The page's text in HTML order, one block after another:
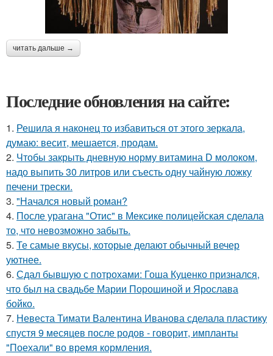
читать дальше →
Последние обновления на сайте:
1. Решила я наконец то избавиться от этого зеркала,
думаю: весит, мешается, продам.
2. Чтобы закрыть дневную норму витамина D молоком,
надо выпить 30 литров или съесть одну чайную ложку
печени трески.
3. "Начался новый роман?
4. После урагана "Отис" в Мексике полицейская сделала
то, что невозможно забыть.
5. Те самые вкусы, которые делают обычный вечер
уютнее.
6. Сдал бывшую с потрохами: Гоша Куценко признался,
что был на свадьбе Марии Порошиной и Ярослава
бойко.
7. Невеста Тимати Валентина Иванова сделала пластику
спустя 9 месяцев после родов - говорит, импланты
"Поехали" во время кормления.